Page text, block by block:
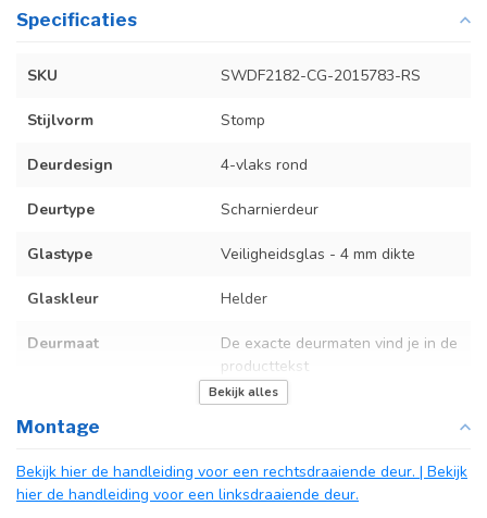
Specificaties
SKU SWDF2182-CG-2015783-RS
Stijlvorm Stomp
Deurdesign 4-vlaks rond
Deurtype Scharnierdeur
Glastype Veiligheidsglas - 4 mm dikte
Glaskleur Helder
Deurmaat
De exacte deurmaten vind je in de
producttekst
De exacte kozijnmaten vind je in
Incl. deurgreep
Bekijk alles
Montage
Bekijk hier de handleiding voor een rechtsdraaiende deur. | Bekijk
hier de handleiding voor een linksdraaiende deur.